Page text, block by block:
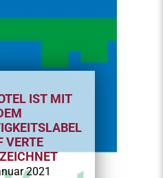
IST MIT
VERTE
2021